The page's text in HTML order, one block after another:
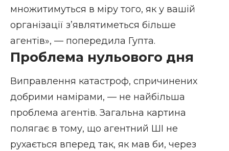
множитимуться в міру того, як у вашій
організації з’являтиметься більше
агентів», — попередила Гупта.
Проблема нульового дня
Виправлення катастроф, спричинених
добрими намірами, — не найбільша
проблема агентів. Загальна картина
полягає в тому, що агентний ШІ не
рухається вперед так, як мав би, через